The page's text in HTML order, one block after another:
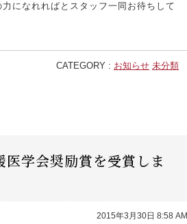
になれればとスタッフ一同お待ちして
CATEGORY : お知らせ 未分類
学会奨励賞を受賞しま
2015年3月30日 8:58 AM